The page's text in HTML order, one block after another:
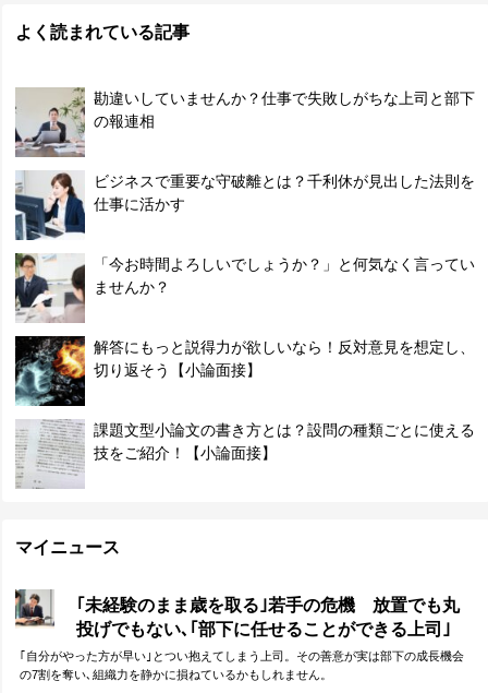
よく読まれている記事
勘違いしていませんか？仕事で失敗しがちな上司と部下
の報連相
ビジネスで重要な守破離とは？千利休が見出した法則を
仕事に活かす
「今お時間よろしいでしょうか？」と何気なく言ってい
ませんか？
解答にもっと説得力が欲しいなら！反対意見を想定し、
切り返そう【小論面接】
課題文型小論文の書き方とは？設問の種類ごとに使える
技をご紹介！【小論面接】
マイニュース
｢未経験のまま歳を取る｣若手の危機 放置でも丸
投げでもない､｢部下に任せることができる上司｣
になる方法
｢自分がやった方が早い｣とつい抱えてしまう上司。その善意が実は部下の成長機会
の7割を奪い､組織力を静かに損ねているかもしれません。